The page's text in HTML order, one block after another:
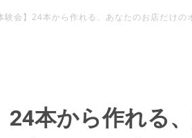
験会】24本から作れる、あなたのお店だけ
24本から作れる